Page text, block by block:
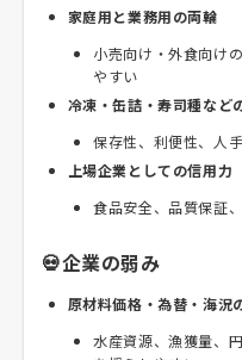
家庭用と業務用の両輪
小売向け・外食向け
やすい
冷凍・缶詰・寿司種など
保存性、利便性、人
上場企業としての信用力
食品安全、品質保証
💀企業の弱み
原材料価格・為替・海況
水産資源、漁獲量、